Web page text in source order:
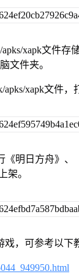
xapk文件存
文件夹。
xapk文件，
明日方舟》、
架。
，可参考以下